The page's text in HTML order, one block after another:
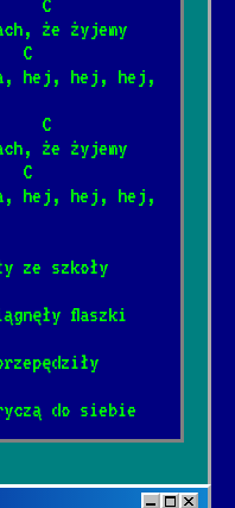
rainbow
📺
dom
📺
że żyjemy
C
hej, hej, hej,
C
że żyjemy
C
hej, hej, hej,
ze szkoły
flaszki
do siebie